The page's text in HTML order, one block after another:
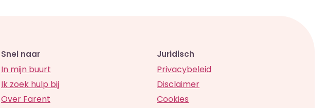
Snel naar
In mijn buurt
Ik zoek hulp bij
Over Farent
Juridisch
Privacybeleid
Disclaimer
Cookies